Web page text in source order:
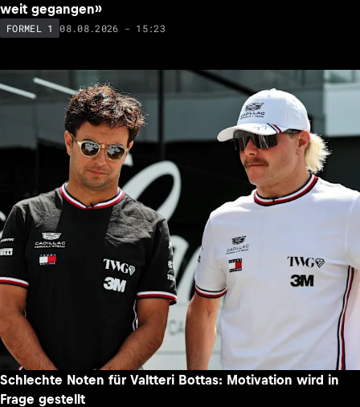
weit gegangen»
FORMEL 1 08.08.2026 - 15:23
Schlechte Noten für Valtteri Bottas: Motivation wird in
Frage gestellt